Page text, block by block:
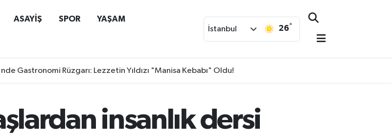
ASAYİŞ SPOR YAŞAM
İstanbul 26°
Gastronomi Rüzgarı: Lezzetin Yıldızı "Manisa Kebabı" Oldu!
insanlık dersi